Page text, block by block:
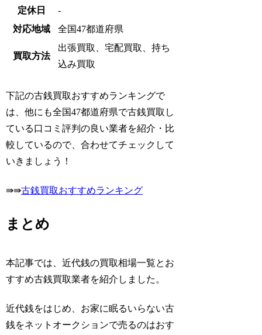
定休日
-
対応地域
全国47都道府県
買取方法
出張買取、宅配買取、持ち
込み買取
下記の古銭買取おすすめランキングで
は、他にも全国47都道府県で古銭買取し
ている口コミ評判の良い業者を紹介・比
較しているので、合わせてチェックして
いきましょう！
⇛⇛古銭買取おすすめランキング
まとめ
本記事では、近代銭の買取相場一覧とお
すすめ古銭買取業者を紹介しました。
近代銭をはじめ、お家に眠るいらない古
銭をネットオークションで売るのはおす